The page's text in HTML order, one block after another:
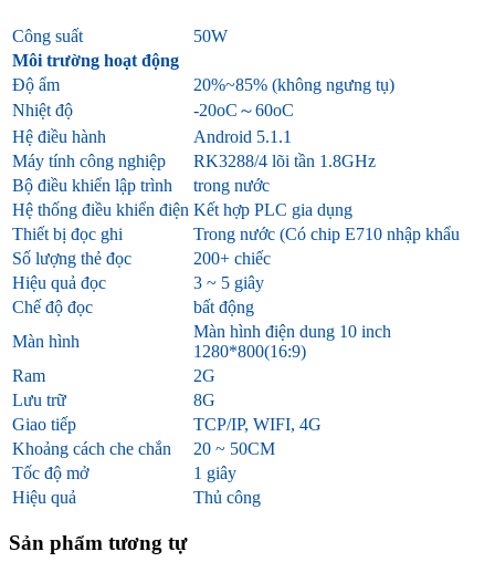
Công suất
50W
Môi trường hoạt động
Độ ẩm
20%~85% (không ngưng tụ)
Nhiệt độ
-20oC～60oC
Hệ điều hành
Android 5.1.1
Máy tính công nghiệp
RK3288/4 lõi tần 1.8GHz
Bộ điều khiển lập trình
trong nước
Hệ thống điều khiển điện Kết hợp PLC gia dụng
Thiết bị đọc ghi
Trong nước (Có chip E710 nhập khẩu
Số lượng thẻ đọc
200+ chiếc
Hiệu quả đọc
3 ~ 5 giây
Chế độ đọc
bất động
Màn hình
Màn hình điện dung 10 inch
1280*800(16:9)
Ram
2G
Lưu trữ
8G
Giao tiếp
TCP/IP, WIFI, 4G
Khoảng cách che chắn
20 ~ 50CM
Tốc độ mở
1 giây
Hiệu quả
Thủ công
Sản phẩm tương tự